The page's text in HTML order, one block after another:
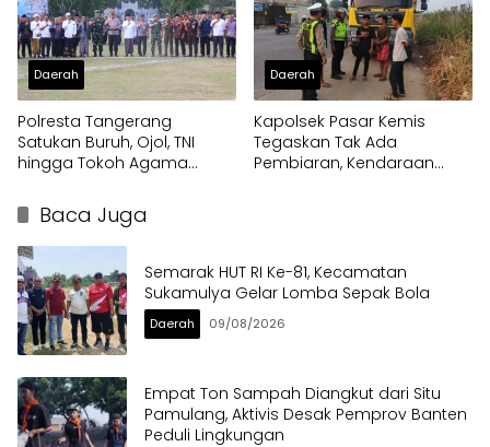
Daerah
Polresta Tangerang
Satukan Buruh, Ojol, TNI
hingga Tokoh Agama
Daerah
Kapolsek Pasar Kemis
Tegaskan Tak Ada
Pembiaran, Kendaraan
Baca Juga
Semarak HUT RI Ke-81, Kecamatan
Sukamulya Gelar Lomba Sepak Bola
Daerah 09/08/2026
Empat Ton Sampah Diangkut dari Situ
Pamulang, Aktivis Desak Pemprov Banten
Peduli Lingkungan